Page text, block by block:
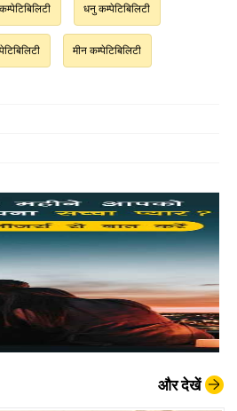
धनु कम्पेटिबिलिटी
मीन कम्पेटिबिलिटी
और देखें